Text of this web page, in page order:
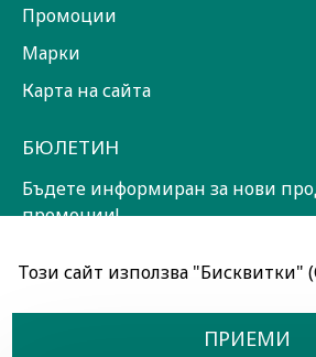
Промоции
Марки
Карта на сайта
БЮЛЕТИН
Бъдете информиран за нови
промоции!
Прочетох и съм съгласен сОбщи условия
Този сайт използва "Бисквитки"
ПРИЕМИ